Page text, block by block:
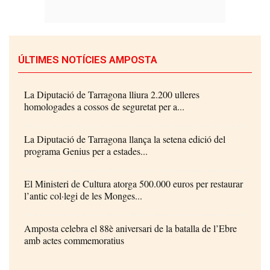
ÚLTIMES NOTÍCIES AMPOSTA
La Diputació de Tarragona lliura 2.200 ulleres
homologades a cossos de seguretat per a...
La Diputació de Tarragona llança la setena edició del
programa Genius per a estades...
El Ministeri de Cultura atorga 500.000 euros per restaurar
l’antic col·legi de les Monges...
Amposta celebra el 88è aniversari de la batalla de l’Ebre
amb actes commemoratius